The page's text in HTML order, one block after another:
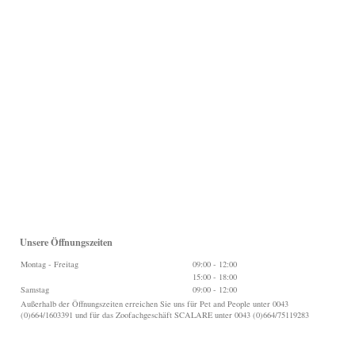
Unsere Öffnungszeiten
Montag - Freitag 09:00 - 12:00
15:00 - 18:00
Samstag
09:00 - 12:00
Außerhalb der Öffnungszeiten erreichen Sie uns für Pet and People unter 0043
(0)664/1603391 und für das Zoofachgeschäft SCALARE unter 0043 (0)664/75119283